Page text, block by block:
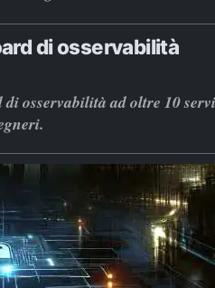
di osservabilità
osservabilità ad oltre 10